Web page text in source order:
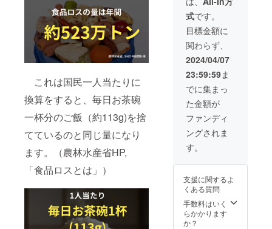
これは国民一人当たりに
換算をすると、毎日お茶碗
一杯分のご飯（約113g)を捨
てているのと同じ量になり
ます。（農林水産省HP,
「食品ロスとは」）
まいろ
商店ロ
ゴ入り
玉ねぎ
染めエ
コバッ
グ
（36cm
×36cm
）
礼メー
ルと活
動報告
書を心
を込め
てお送
しま
す。活
動報告
書は、
店舗の
様子や
これま
の写
真、支
援金の
使い道
などの
コンテ
た、あ
まいろ
商店よ
りSNS
にて告
知する
ことも
可能で
す。詳
しくは
後程サ
ポー
ター様
とご相
だく予
す。 リ
ターン
はお礼
メール
式です。
目標金額に
関わらず、
2024/04/07
23:59:59ま
でに集まっ
た金額が
ファンディ
ングされま
す。
支援に関するよ
くある質問
手数料はいく
らかかります
か？